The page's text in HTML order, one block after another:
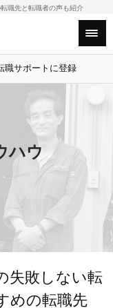
職先と転職者の声も紹介
職サポートに登録
ハウ
失敗しない転
めの転職先